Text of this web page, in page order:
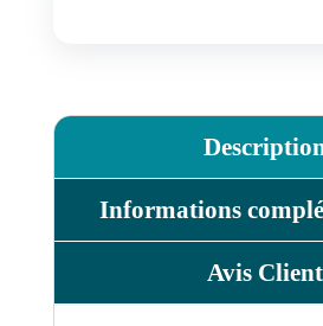
Informations
Avis Client